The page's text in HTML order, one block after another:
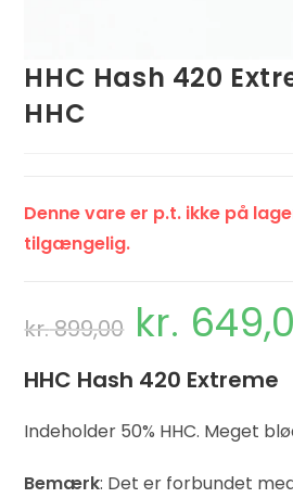
HHC Hash 420
HHC
Denne vare er p.t. ikke på
tilgængelig.
kr.899,00 kr.
HHC Hash 420 Extreme
Indeholder 50% HHC. Meget
Bemærk: Det er forbundet